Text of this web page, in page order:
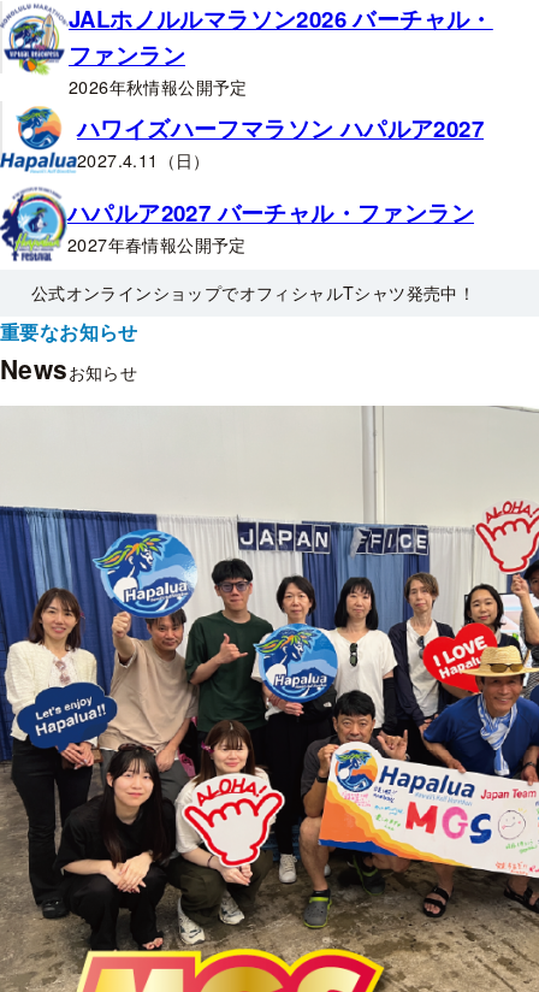
JALホノルルマラソン2026 バーチャル・
ファンラン
2026年秋情報公開予定
ハワイズハーフマラソン ハパルア2027
2027.4.11（日）
ハパルア2027 バーチャル・ファンラン
2027年春情報公開予定
公式オンラインショップでオフィシャルTシャツ発売中！
重要なお知らせ
Newsお知らせ